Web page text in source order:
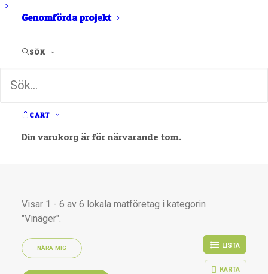
Genomförda projekt
SÖK
CART
Din varukorg är för närvarande tom.
Visar 1 - 6 av 6 lokala matföretag i kategorin
"Vinäger".
NÄRA MIG LISTA
KARTA